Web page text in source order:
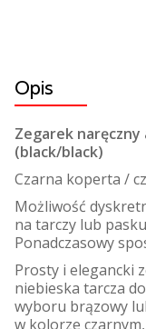
Opis
Zegarek naręczny
(black/black)
Czarna koperta /
Możliwość
na tarczy lub
Ponadczasowy
Prosty i elegancki
niebieska tarcza
wyboru brązowy
w kolorze